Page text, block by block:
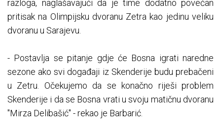
razloga, naglašavajući da je time dodatno povećan
pritisak na Olimpijsku dvoranu Zetra kao jedinu veliku
dvoranu u Sarajevu.
- Postavlja se pitanje gdje će Bosna igrati naredne
sezone ako svi događaji iz Skenderije budu prebačeni
u Zetru. Očekujemo da se konačno riješi problem
Skenderije i da se Bosna vrati u svoju matičnu dvoranu
"Mirza Delibašić" - rekao je Barbarić.